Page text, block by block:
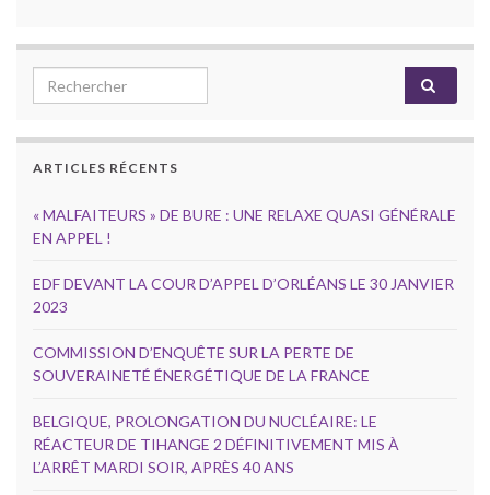
Search for:
ARTICLES RÉCENTS
« MALFAITEURS » DE BURE : UNE RELAXE QUASI GÉNÉRALE
EN APPEL !
EDF DEVANT LA COUR D’APPEL D’ORLÉANS LE 30 JANVIER
2023
COMMISSION D’ENQUÊTE SUR LA PERTE DE
SOUVERAINETÉ ÉNERGÉTIQUE DE LA FRANCE
BELGIQUE, PROLONGATION DU NUCLÉAIRE: LE
RÉACTEUR DE TIHANGE 2 DÉFINITIVEMENT MIS À
L’ARRÊT MARDI SOIR, APRÈS 40 ANS